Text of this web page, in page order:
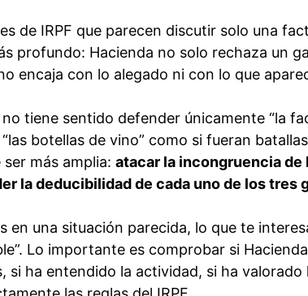
de IRPF que parecen discutir solo una
profundo: Hacienda no solo rechaza un
encaja con lo alegado ni con lo que
tiene sentido defender únicamente “la
botellas de vino” como si fueran
más amplia: atacar la incongruencia de
la deducibilidad de cada uno de los tres
en una situación parecida, lo que te
Lo importante es comprobar si
si ha entendido la actividad, si ha